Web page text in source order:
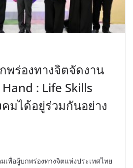
พร่องทางจิตจัดงาน
: Life Skills
มได้อยู่ร่วมกันอย่าง
เพื่อผู้บกพร่องทางจิตแห่งประเทศไทย